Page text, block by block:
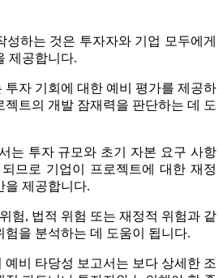
하는 것은 투자자와 기업 모두에게
제공합니다.
투자 기회에 대한 예비 평가를 제공하
젝트의 개발 잠재력을 판단하는 데 도
는 투자 규모와 초기 자본 요구 사항
므로 기업이 프로젝트에 대한 재정
을 제공합니다.
험, 법적 위험 또는 재정적 위험과 같
험을 분석하는 데 도움이 됩니다.
예비 타당성 보고서는 보다 상세한 조